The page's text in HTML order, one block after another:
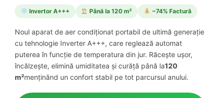
Invertor A+++ Până la 120 m² −74% Factură
Noul aparat de aer condiționat portabil de ultimă generație
cu tehnologie Inverter A+++, care reglează automat
puterea în funcție de temperatura din jur. Răcește ușor,
încălzește, elimină umiditatea și curăță până la120
m²menținând un confort stabil pe tot parcursul anului.